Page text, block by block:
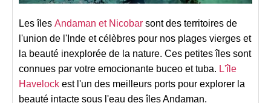
Les îles Andaman et Nicobar sont des territoires de
l'union de l'Inde et célèbres pour nos plages vierges et
la beauté inexplorée de la nature. Ces petites îles sont
connues par votre emocionante buceo et tuba. L'île
Havelock est l'un des meilleurs ports pour explorer la
beauté intacte sous l'eau des îles Andaman.